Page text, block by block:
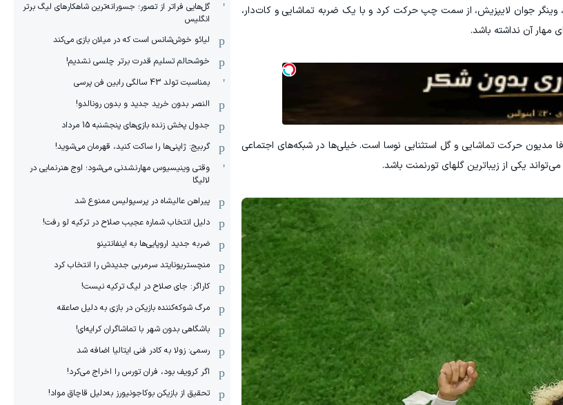
وینگر جوان لایپزیش، از سمت چپ حرکت کرد و با یک ضربه تماشایی و کات‌دار،
مهار آن نداشته باشد.
مدیون حرکت تماشایی و گل استثنایی نوسا است. خیلی‌ها در شبکه‌های اجتماعی
یکی از زیباترین گلهای تورنمنت باشد.
گل‌هایی فراتر از تصور؛ جسورانه‌ترین شاهکارهای لیگ برتر
انگلیس
لیائو خوش‌شانس است که در میلان بازی می‌کند
خوشحالم تسلیم قدرت برتر چلسی نشدیم!
بمناسبت تولد 43 سالگی رابین فن پرسی
النصر بدون خرید جدید و بدون رونالدو!
جدول پخش زنده بازی‌های پنجشنبه 15 مرداد
گربیج: ژاپنی‌ها را ساکت کنید، قهرمان می‌شوید!
وقتی وینیسیوس مهارنشدنی می‌شود؛ اوج هنرنمایی در
لالیگا
پیراهن عالیشاه در پرسپولیس ممنوع شد
دلیل انتخاب شماره عجیب صلاح در ترکیه لو رفت!
ضربه جدید اروپایی‌ها به اینفانتینو
منچستریونایتد سرمربی جدیدش را انتخاب کرد
کاراگر: جای صلاح در لیگ ترکیه نیست!
مرگ شوکه‌کننده بازیکن در بازی به دلیل صاعقه
باشگاهی بدون شهر با تماشاگران کرایه‌ای!
رسمی: زولا به کادر فنی ایتالیا اضافه شد
اگر کرویف بود، فران تورس را اخراج می‌کرد!
تحقیق از بازیکن بوکاجونیورز به‌دلیل قاچاق مواد!